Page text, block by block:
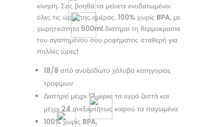
κίνηση. Σας βοηθά να μείνετε ενυδατωμένοι
όλες τις ώρες της ημέρας. 100% χωρίς BPA, με
χωρητικότητα 500ml διατηρεί τη θερμοκρασία
του αγαπημένου σου ροφήματος σταθερή για
πολλές ώρες!
18/8 από ανοξείδωτο χάλυβα κατηγορίας
τροφίμων
Διατηρεί μέχρι 12 ώρες τα υγρά ζεστά και
μέχρι 24 ανεξαρτήτως καιρού τα παγωμένα
100% χωρίς BPA,